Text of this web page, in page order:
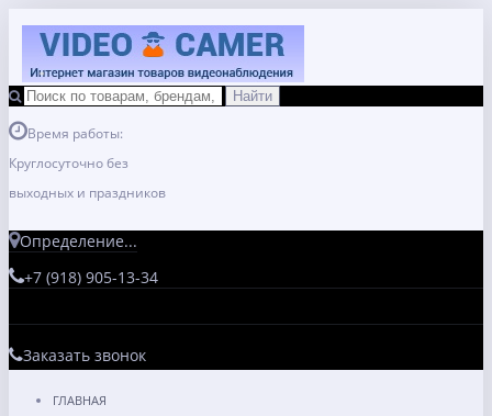
Время работы:
Круглосуточно без
выходных и праздников
Определение...
+7 (918) 905-13-34
Заказать звонок
ГЛАВНАЯ